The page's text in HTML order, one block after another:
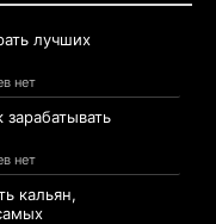
лучших
нет
нет
кальян,